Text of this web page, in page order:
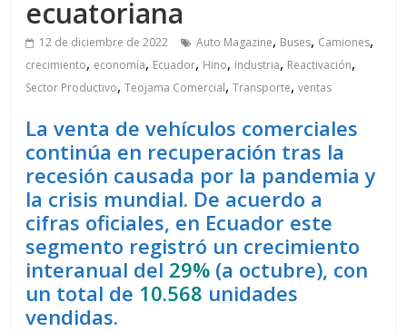
ecuatoriana
12 de diciembre de 2022 Auto Magazine, Buses, Camiones,
crecimiento, economía, Ecuador, Hino, industria, Reactivación,
Sector Productivo,Teojama Comercial,Transporte,ventas
La venta de vehículos comerciales
continúa en recuperación tras la
recesión causada por la pandemia y
la crisis mundial. De acuerdo a
cifras oficiales, en Ecuador este
segmento registró un crecimiento
interanual del 29% (a octubre), con
un total de 10.568 unidades
vendidas.